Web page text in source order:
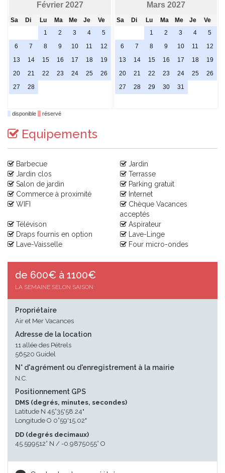
Février 2027
Sa Di Lu Ma Me Je
Ve
1
2 3 4
5
6
7 8 9 10 11
12
13
14 15 16 17 18
19
20
21 22 23 24 25
26
27
28
Mars 2027
Sa Di Lu Ma Me Je
Ve
1
2 3 4
5
6
7 8 9 10 11
12
13
14 15 16 17 18
19
20
21 22 23 24 25
26
27
28 29 30 31
disponible réservé
Equipements
Barbecue
Jardin
Jardin clos
Terrasse
Salon de jardin
Parking gratuit
Commerce à proximité
Internet
WIFI
Chèque Vacances
acceptés
Télévison
Aspirateur
Draps fournis en option
Lave-Linge
Lave-Vaisselle
Four micro-ondes
de 600€ à 1100€
LA SEMAINE SELON SAISON
Propriétaire
Air et Mer Vacances
Adresse de la location
11 allée des Pétrels
56520 Guidel
N° d'agrément ou d'enregistrement à la mairie
N.C.
Positionnement GPS
DMS (degrés, minutes, secondes)
Latitude N 45°35'58.24"
Longitude O 0°59'15.02"
DD (degrés decimaux)
45.599512° N / -0.9875055° O